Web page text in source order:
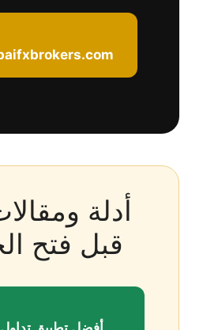
أدلة
قبل فتح